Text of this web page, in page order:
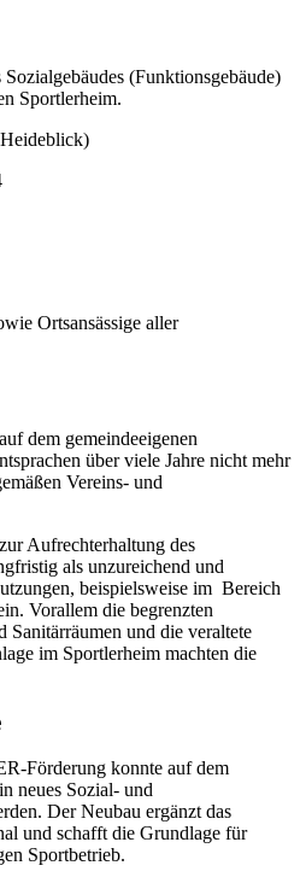
Sozialgebäudes (Funktionsgebäude)
Sportlerheim.
Ortsansässige aller
dem gemeindeeigenen
über viele Jahre nicht mehr
Vereins- und
Aufrechterhaltung des
als unzureichend und
beispielsweise im Bereich
Vorallem die begrenzten
und die veraltete
im Sportlerheim machten die
Förderung konnte auf dem
neues Sozial- und
Der Neubau ergänzt das
und schafft die Grundlage für
Sportbetrieb.